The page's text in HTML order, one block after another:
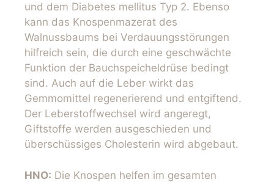
und dem Diabetes mellitus Typ 2. Ebenso
kann das Knospenmazerat des
Walnussbaums bei Verdauungsstörungen
hilfreich sein, die durch eine geschwächte
Funktion der Bauchspeicheldrüse bedingt
sind. Auch auf die Leber wirkt das
Gemmomittel regenerierend und entgiftend.
Der Leberstoffwechsel wird angeregt,
Giftstoffe werden ausgeschieden und
überschüssiges Cholesterin wird abgebaut.
HNO: Die Knospen helfen im gesamten